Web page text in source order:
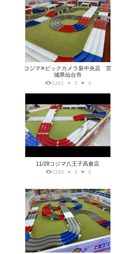
コジマ✕ビックカメラ泉中央店 宮
城県仙台市
1241 5 0
11/28コジマ八王子高倉店
1184 4 0